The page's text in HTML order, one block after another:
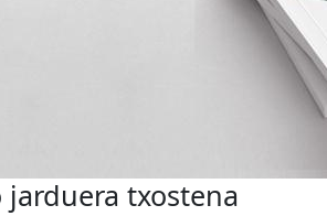
jarduera txostena